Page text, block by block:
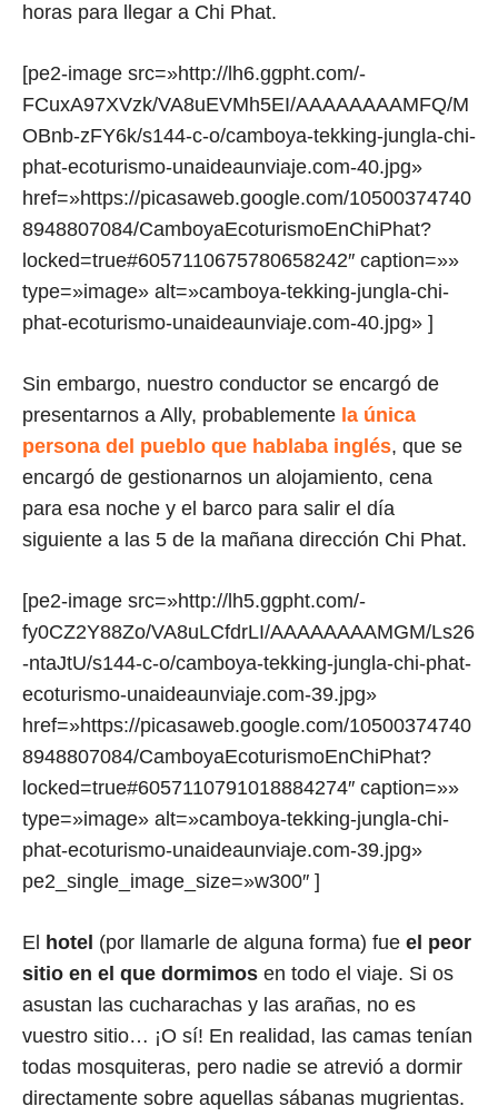
horas para llegar a Chi Phat.
[pe2-image src=»http://lh6.ggpht.com/-
FCuxA97XVzk/VA8uEVMh5EI/AAAAAAAAMFQ/M
OBnb-zFY6k/s144-c-o/camboya-tekking-jungla-chi-
phat-ecoturismo-unaideaunviaje.com-40.jpg»
href=»https://picasaweb.google.com/10500374740
8948807084/CamboyaEcoturismoEnChiPhat?
locked=true#6057110675780658242″ caption=»»
type=»image» alt=»camboya-tekking-jungla-chi-
phat-ecoturismo-unaideaunviaje.com-40.jpg» ]
Sin embargo, nuestro conductor se encargó de
presentarnos a Ally, probablemente la única
persona del pueblo que hablaba inglés, que se
encargó de gestionarnos un alojamiento, cena
para esa noche y el barco para salir el día
siguiente a las 5 de la mañana dirección Chi Phat.
[pe2-image src=»http://lh5.ggpht.com/-
fy0CZ2Y88Zo/VA8uLCfdrLI/AAAAAAAAMGM/Ls26
-ntaJtU/s144-c-o/camboya-tekking-jungla-chi-phat-
ecoturismo-unaideaunviaje.com-39.jpg»
href=»https://picasaweb.google.com/10500374740
8948807084/CamboyaEcoturismoEnChiPhat?
locked=true#6057110791018884274″ caption=»»
type=»image» alt=»camboya-tekking-jungla-chi-
phat-ecoturismo-unaideaunviaje.com-39.jpg»
pe2_single_image_size=»w300″ ]
El hotel (por llamarle de alguna forma) fue el peor
sitio en el que dormimos en todo el viaje. Si os
asustan las cucharachas y las arañas, no es
vuestro sitio… ¡O sí! En realidad, las camas tenían
todas mosquiteras, pero nadie se atrevió a dormir
directamente sobre aquellas sábanas mugrientas.